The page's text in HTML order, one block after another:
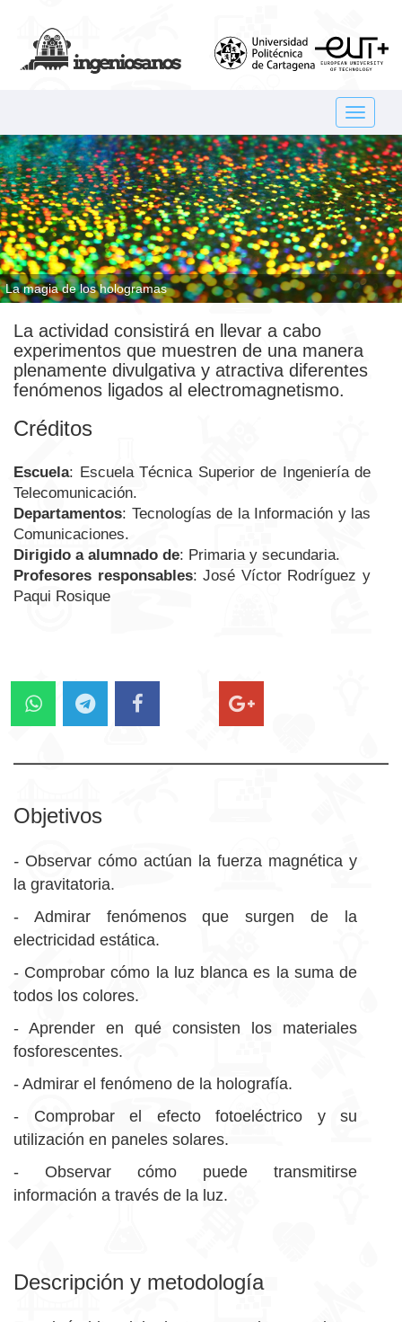
Toggle
La magia de los hologramas
La actividad consistirá en llevar a cabo
experimentos que muestren de una manera
plenamente divulgativa y atractiva diferentes
fenómenos ligados al electromagnetismo.
Créditos
Escuela: Escuela Técnica Superior de Ingeniería de
Telecomunicación.
Departamentos: Tecnologías de la Información y las
Comunicaciones.
Dirigido a alumnado de: Primaria y secundaria.
Profesores responsables: José Víctor Rodríguez y
Paqui Rosique
Objetivos
- Observar cómo actúan la fuerza magnética y
la gravitatoria.
- Admirar fenómenos que surgen de la
electricidad estática.
- Comprobar cómo la luz blanca es la suma de
todos los colores.
- Aprender en qué consisten los materiales
fosforescentes.
- Admirar el fenómeno de la holografía.
- Comprobar el efecto fotoeléctrico y su
utilización en paneles solares.
- Observar cómo puede transmitirse
información a través de la luz.
Descripción y metodología